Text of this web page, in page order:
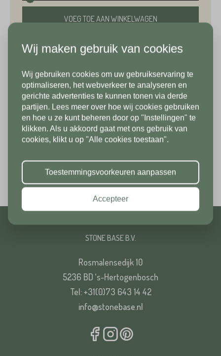
VOEG TOE AAN WINKELWAGEN
VRAAG OFFERTE AAN
BEKIJK IN SHOWROOM
Telefoonnummer*
Land*
Toevoeging
Telefoonnummer*
Land*
Nederland
Postcode*
STONE BASE B.V.
Rosmalensedijk 10
5236 BD ‘s-Hertogenbosch
Tel: +31(0)73 643 14 42
info@stonebase.nl
In verband met onze
vakantiesluiting zijn wij vanaf 1/8
tot en met 9/8 gesloten. Vanaf
10/8 zien we jullie graag weer bij
ons in de showroom. Fijne
vakantie!
Wij maken gebruik van cookies
Wij gebruiken cookies om uw gebruikservaring te
optimaliseren, het webverkeer te analyseren en
gerichte advertenties te kunnen tonen via derde
partijen. Lees meer over hoe wij cookies gebruiken
en hoe u ze kunt beheren door op "Instellingen" te
klikken. Als u akkoord gaat met ons gebruik van
cookies, klikt u op "Alle cookies toestaan".
Toestemmingsvoorkeuren aanpassen
Accepteer